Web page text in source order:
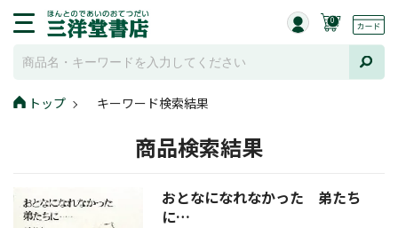
0
トップ キーワード検索結果
商品検索結果
おとなになれなかった 弟たち
に…